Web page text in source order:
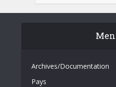
Archives/Documentation
Pays